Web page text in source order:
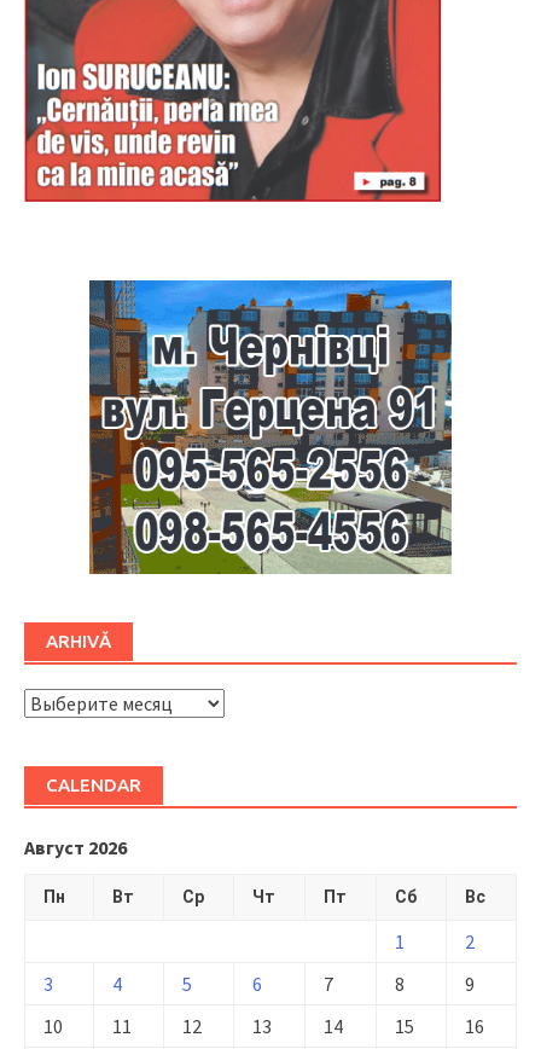
ARHIVĂ
ARHIVĂ
CALENDAR
Август 2026
Пн Вт Ср Чт Пт Сб Вс
1
2
3
4 5 6 7 8
9
10
11 12 13 14 15
16